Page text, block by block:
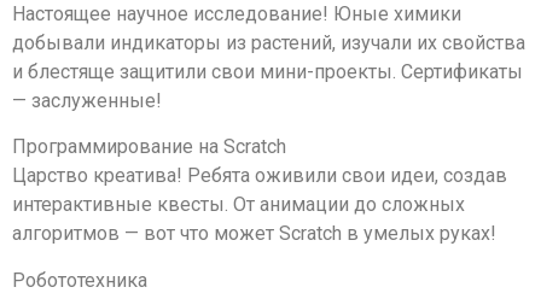
Настоящее научное исследование! Юные химики
добывали индикаторы из растений, изучали их свойства
и блестяще защитили свои мини-проекты. Сертификаты
— заслуженные!
Программирование на Scratch
Царство креатива! Ребята оживили свои идеи, создав
интерактивные квесты. От анимации до сложных
алгоритмов — вот что может Scratch в умелых руках!
Робототехника